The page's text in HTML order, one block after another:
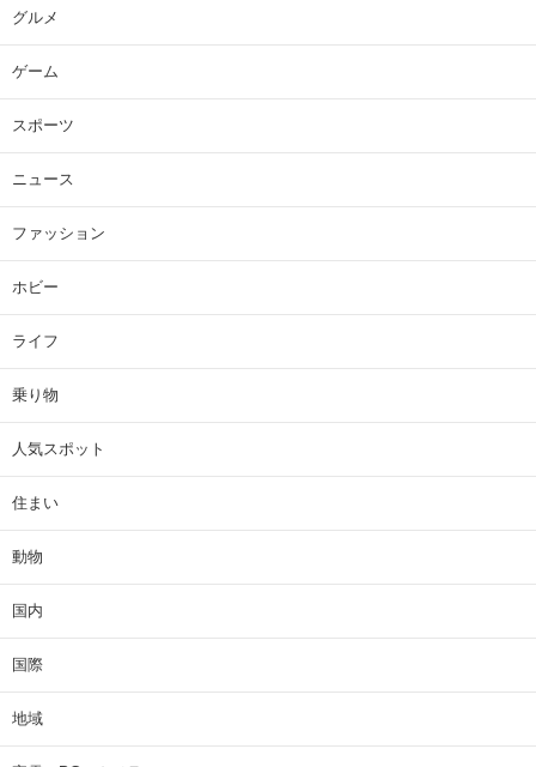
グルメ
ゲーム
スポーツ
ニュース
ファッション
ホビー
ライフ
乗り物
人気スポット
住まい
動物
国内
国際
地域